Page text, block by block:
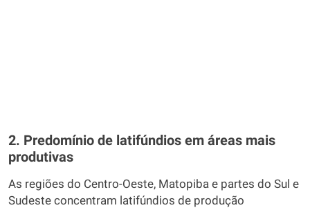
2. Predomínio de latifúndios em áreas mais
produtivas
As regiões do Centro-Oeste, Matopiba e partes do Sul e
Sudeste concentram latifúndios de produção